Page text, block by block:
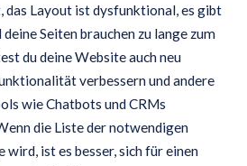
das Layout ist dysfunktional, es gibt
Seiten brauchen zu lange zum
du deine Website auch neu
verbessern und andere
wie Chatbots und CRMs
die Liste der notwendigen
wird, ist es besser, sich für einen